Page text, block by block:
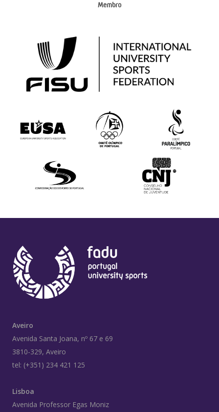
Membro
Aveiro
Avenida Santa Joana, nº 67 e 69
3810-329, Aveiro
tel: (+351) 234 421 125
Lisboa
Avenida Professor Egas Moniz